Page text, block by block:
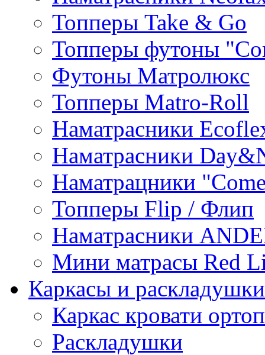
Топперы Take & Go
Топперы футоны
Футоны Матролюкс
Топперы Matro-Roll
Наматрасники
Наматрасники
Наматрацники
Топперы Flip / Флип
Наматрасники
Мини матрасы Red
Каркасы и раскладушки
Каркас кровати
Раскладушки